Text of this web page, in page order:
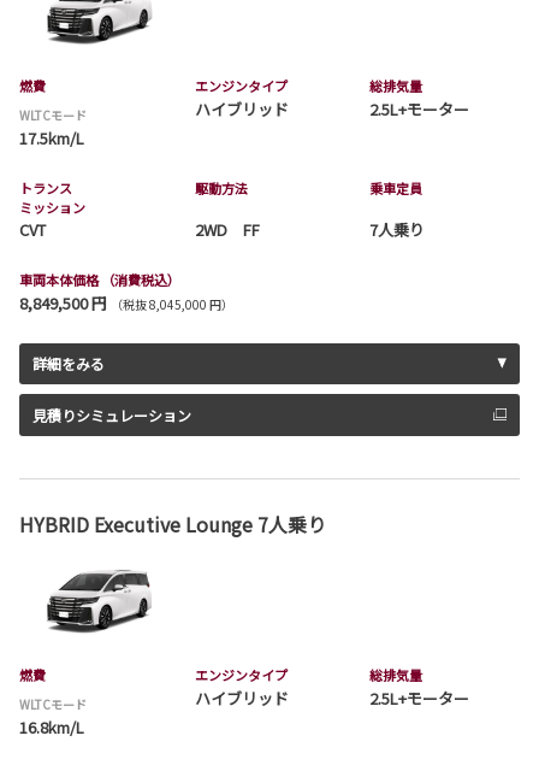
燃費
WLTCモード
17.5km/L
エンジンタイプ
ハイブリッド
総排気量
2.5L+モーター
トランス
ミッション
CVT
駆動方法
2WD FF
乗車定員
7人乗り
車両本体価格 （消費税込）
8,849,500 円 （税抜 8,045,000 円）
詳細をみる
見積りシミュレーション
HYBRID Executive Lounge 7人乗り
燃費
WLTCモード
16.8km/L
エンジンタイプ
ハイブリッド
総排気量
2.5L+モーター